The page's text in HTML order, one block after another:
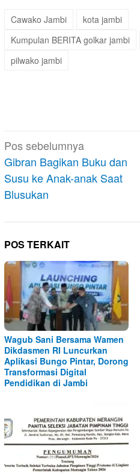
Cawako Jambi
kota jambi
Kumpulan BERITA golkar jambi
pilwako jambi
Navigasi
pos
Pos sebelumnya
Gibran Bagikan Buku dan
Susu ke Anak-anak Saat
Blusukan
POS TERKAIT
Wagub Sani Bersama Wamen
Dikdasmen RI Luncurkan
Aplikasi Bungo Pintar, Dorong
Transformasi Digital
Pendidikan di Jambi